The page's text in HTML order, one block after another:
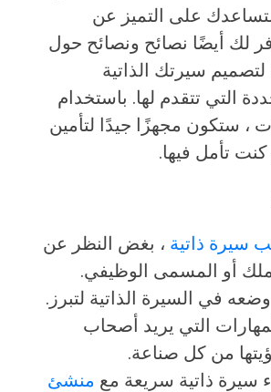
على التميز عن
لك أيضًا نصائح ونصائح حول
سيرتك الذاتية
التي تتقدم لها. باستخدام
، ستكون مجهزًا جيدًا لتأمين
كنت تأمل فيها.
سيرة ذاتية ، بغض النظر عن
أو المسمى الوظيفي.
في السيرة الذاتية لتبرز.
التي يريد أصحاب
من كل صناعة.
سيرة ذاتية سريعة مع منشئ